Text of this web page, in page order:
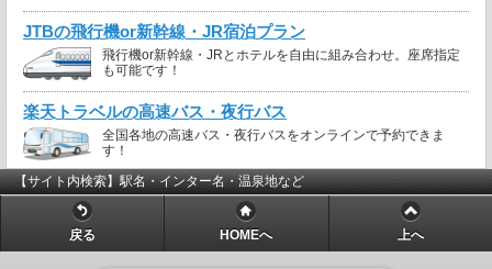
JTBの飛行機or新幹線・JR宿泊プラン
飛行機or新幹線・JRとホテルを自由に組み合わせ。座席指定
も可能です！
楽天トラベルの高速バス・夜行バス
全国各地の高速バス・夜行バスをオンラインで予約できま
す！
【サイト内検索】駅名・インター名・温泉地など
戻る HOMEへ 上へ